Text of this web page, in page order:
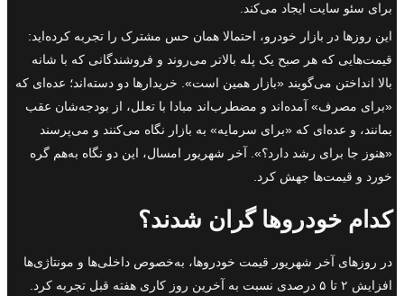
برای سئو سایت ایجاد می‌کند.
این روزها در بازار خودرو، احتمالا همان حس مشترک را تجربه کرده‌اید:
قیمت‌هایی که هر صبح یک پله بالاتر می‌روند و فروشندگانی که با شانه
بالا انداختن می‌گویند «بازار همین است». خریدارها دو دسته‌اند؛ عده‌ای که
«برای مصرف» آمده‌اند و مضطرب‌اند مبادا با تعلل، از بودجه‌شان عقب
بمانند، و عده‌ای که «برای سرمایه» به بازار نگاه می‌کنند و می‌پرسند
«هنوز جا برای رشد دارد؟». آخر شهریور امسال، این دو نگاه به‌هم گره
خورد و قیمت‌ها جهش کرد.
کدام خودروها گران شدند؟
در روزهای آخر شهریور قیمت خودروها، به‌خصوص داخلی‌ها و مونتاژی‌ها
افزایش ۲ تا ۵ درصدی نسبت به آخرین روز کاری هفته قبل تجربه کرد.